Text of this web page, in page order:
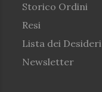
Storico Ordini
Resi
Lista dei Desideri
Newsletter